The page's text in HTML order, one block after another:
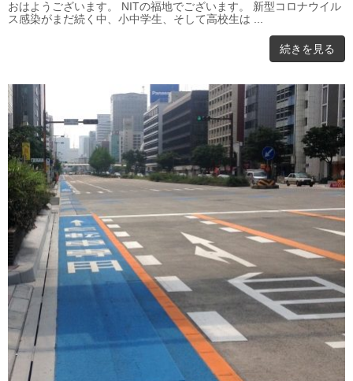
おはようございます。 NITの福地でございます。 新型コロナウイル
ス感染がまだ続く中、小中学生、そして高校生は ...
続きを見る